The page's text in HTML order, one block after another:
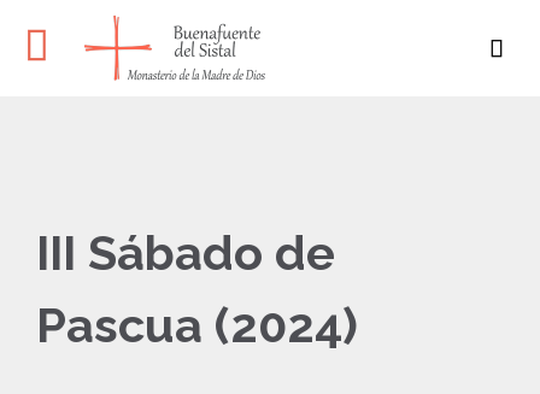

III Sábado de
Pascua (2024)